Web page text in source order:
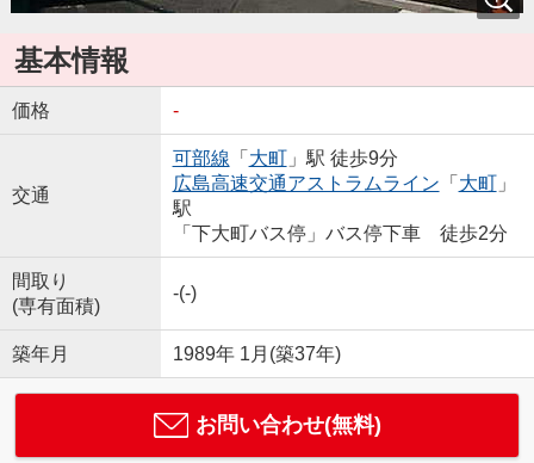
基本情報
価格 -
交通
可部線 「 大町」駅 徒歩9分
広島高速交通アストラムライン 「 大町」
駅
「下大町バス停」バス停下車 徒歩2分
間取り
(専有面積)
-(-)
築年月 1989年 1月(築37年)
お問い合わせ(無料)